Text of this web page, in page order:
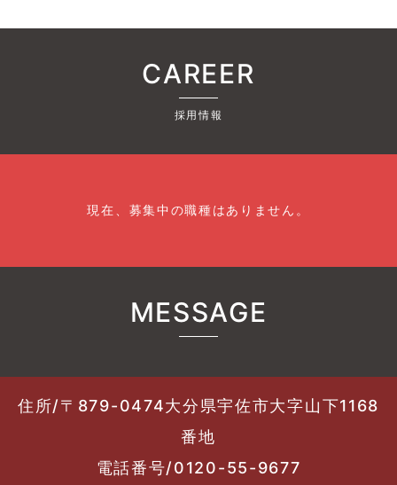
CAREER
採用情報
現在、募集中の職種はありません。
MESSAGE
住所/〒879-0474大分県宇佐市大字山下1168
番地
電話番号/0120-55-9677